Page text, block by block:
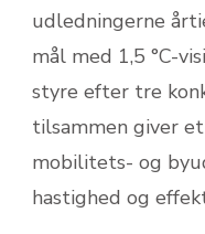
udledningerne
mål med 1,5 °C-
styre efter tre
tilsammen giver
mobilitets- og
hastighed og